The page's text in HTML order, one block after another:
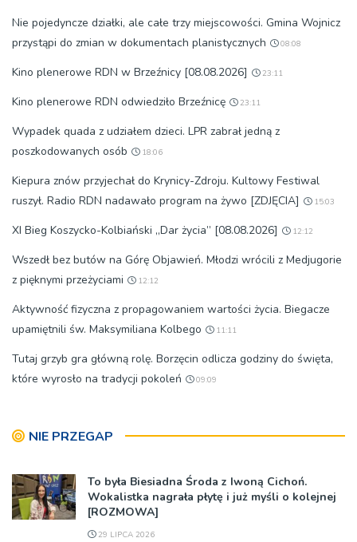
Nie pojedyncze działki, ale całe trzy miejscowości. Gmina Wojnicz
przystąpi do zmian w dokumentach planistycznych
08:08
Kino plenerowe RDN w Brzeźnicy [08.08.2026] 23:11
Kino plenerowe RDN odwiedziło Brzeźnicę 23:11
Wypadek quada z udziałem dzieci. LPR zabrał jedną z
poszkodowanych osób
18:06
Kiepura znów przyjechał do Krynicy-Zdroju. Kultowy Festiwal
ruszył. Radio RDN nadawało program na żywo [ZDJĘCIA]
15:03
XI Bieg Koszycko-Kolbiański „Dar życia” [08.08.2026] 12:12
Wszedł bez butów na Górę Objawień. Młodzi wrócili z Medjugorie
z pięknymi przeżyciami
12:12
Aktywność fizyczna z propagowaniem wartości życia. Biegacze
upamiętnili św. Maksymiliana Kolbego
11:11
Tutaj grzyb gra główną rolę. Borzęcin odlicza godziny do święta,
które wyrosło na tradycji pokoleń
09:09
NIE PRZEGAP
To była Biesiadna Środa z Iwoną Cichoń.
Wokalistka nagrała płytę i już myśli o kolejnej
[ROZMOWA]
29 LIPCA 2026